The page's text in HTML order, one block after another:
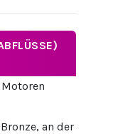
an der